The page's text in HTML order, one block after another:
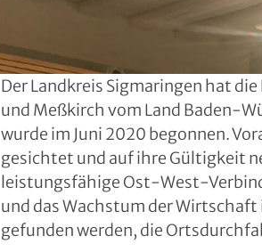
Der Landkreis Sigmaringen hat
und Meßkirch vom Land Baden-
wurde im Juni 2020 begonnen.
gesichtet und auf ihre Gültigkeit
leistungsfähige Ost-West-
und das Wachstum der Wirtschaft
gefunden werden, die